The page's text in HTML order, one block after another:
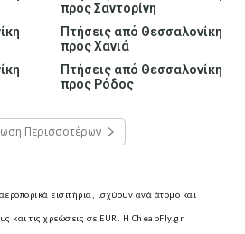
προς Σαντορίνη
Πτήσεις από Θεσσαλονίκη
προς Χανιά
Πτήσεις από Θεσσαλονίκη
προς Ρόδος
Περισσοτέρων
εισιτήρια, ισχύουν ανά άτομο και
και τις χρεώσεις σε EUR. Η CheapFly.gr